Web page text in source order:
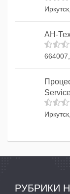
АН-
РУБРИКИ